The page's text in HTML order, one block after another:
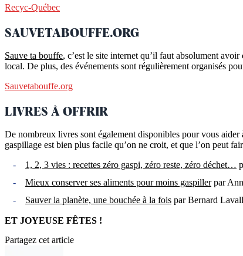
Recyc-Québec
SAUVETABOUFFE.ORG
Sauve ta bouffe, c’est le site internet qu’il faut absolument
local. De plus, des événements sont régulièrement organisés
Sauvetabouffe.org
LIVRES À OFFRIR
De nombreux livres sont également disponibles pour vous
gaspillage est bien plus facile qu’on ne croit, et que l’on peut
1, 2, 3 vies : recettes zéro gaspi, zéro reste, zéro déchet…
Mieux conserver ses aliments pour moins gaspillerpar
Sauver la planète, une bouchée à la fois par Bernard
ET JOYEUSE FÊTES !
Partagez cet article